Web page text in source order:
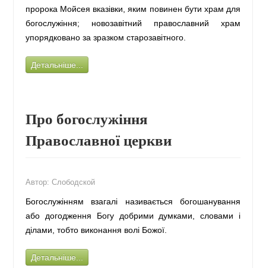
пророка Мойсея вказівки, яким повинен бути храм для
богослужіння; новозавітний православний храм
упорядковано за зразком старозавітного.
Детальніше...
Про богослужіння
Православної церкви
Автор:Слободской
Богослужінням взагалі називається богошанування
або догодження Богу добрими думками, словами і
ділами, тобто виконання волі Божої.
Детальніше...